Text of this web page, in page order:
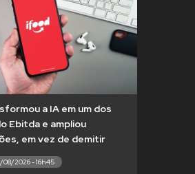
a IA em um dos
Ebitda e ampliou
em vez de demitir
08/2026 - 16h45